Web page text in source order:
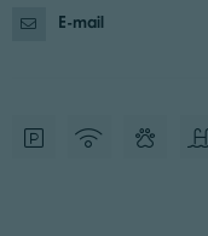
E-mail